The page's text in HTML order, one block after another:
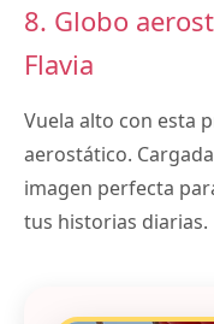
8. Globo
Flavia
Vuela alto con esta
aerostático.
imagen perfecta
tus historias diarias.